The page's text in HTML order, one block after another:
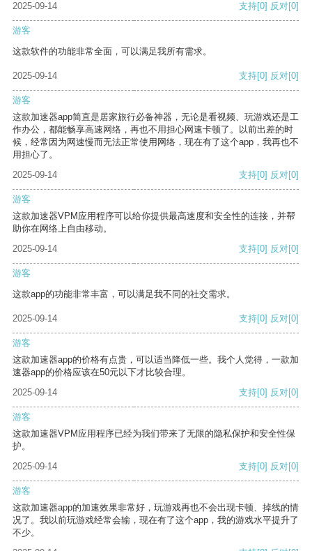
2025-09-14 支持[0] 反对[0]
游客
这款软件的功能非常全面，可以满足我所有需求。
2025-09-14 支持[0] 反对[0]
游客
这款加速器app简直是居家旅行必备神器，无论是看视频、玩游戏还是工
作办公，都能畅享高速网络，再也不用担心网速卡顿了。以前出差的时
候，经常因为网速慢而无法正常使用网络，现在有了这个app，我再也不
用担心了。
2025-09-14
支持[0] 反对[0]
游客
这款加速器VPM应用程序可以给你提供最高速度和安全性的连接，并帮
助你在网络上自由移动。
2025-09-14
支持[0] 反对[0]
游客
这款app的功能非常丰富，可以满足我不同的社交需求。
2025-09-14 支持[0] 反对[0]
游客
这款加速器app的价格有点贵，可以适当降低一些。我个人觉得，一款加
速器app的价格应该在50元以下才比较合理。
2025-09-14
支持[0] 反对[0]
游客
这款加速器VPM应用程序已经为我们带来了无限的隐私保护和安全性保
护。
2025-09-14
支持[0] 反对[0]
游客
这款加速器app的加速效果非常好，玩游戏再也不会出现卡顿、掉线的情
况了。我以前玩游戏经常会输，现在有了这个app，我的游戏水平提升了
不少。